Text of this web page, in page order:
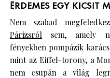
ÉRDEMES EGY KICSIT
Nem szabad
Párizsról sem, amely
fényekben pompázik
mint az Eiffel-torony, a
nem csupán a világ